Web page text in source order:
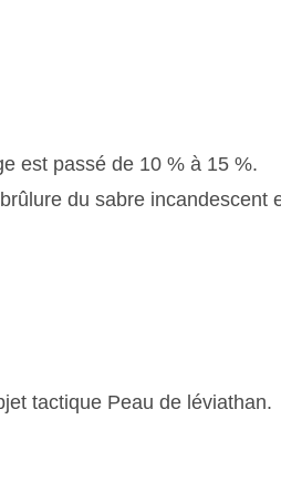
est passé de 10 % à 15 %.
du sabre incandescent
tactique Peau de léviathan.